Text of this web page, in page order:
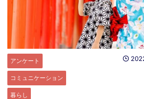
アンケート
コミュニケーション
暮らし